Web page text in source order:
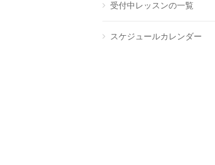
受付中レッスンの一覧
スケジュールカレンダー